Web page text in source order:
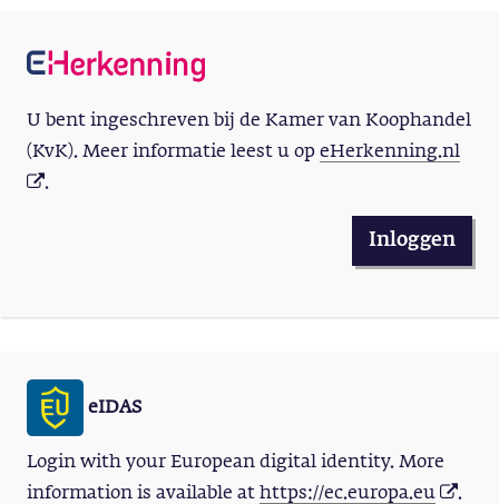
U bent ingeschreven bij de Kamer van Koophandel
(KvK). Meer informatie leest u op eHerkenning.nl
.
Inloggen
eIDAS
Login with your European digital identity. More
information is available at https://ec.europa.eu .